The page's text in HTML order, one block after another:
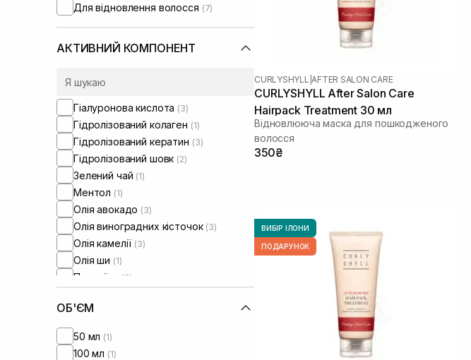
Для відновлення волосся (7)
АКТИВНИЙ КОМПОНЕНТ
Гіалуронова кислота (3)
Гідролізований колаген (1)
Гідролізований кератин (3)
Гідролізований шовк (2)
Зелений чай (1)
Ментол (1)
Олія авокадо (3)
Олія виноградних кісточок (3)
Олія камелії (3)
Олія ши (1)
Протеїни (8)
Протеїни пшениці
Трипептид міді
ОБ'ЄМ
50 мл (1)
100 мл (1)
CURLYSHYLL AFTER SALON CARE
CURLYSHYLL After Salon Care
Hairpack Treatment 30 мл
Відновлююча маска для пошкодженого
волосся
350₴
ВИБІР ІЛОНИ
ПОДАРУНОК